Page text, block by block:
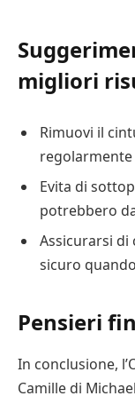
migliori
Rimuovi il
Evita di
potrebbero
Assicurarsi di
sicuro
Pensieri
In conclusione,
Camille di